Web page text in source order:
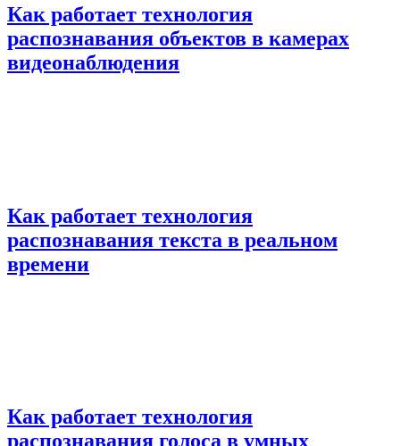
Как работает технология
распознавания объектов в камерах
видеонаблюдения
Как работает технология
распознавания текста в реальном
времени
Как работает технология
распознавания голоса в умных